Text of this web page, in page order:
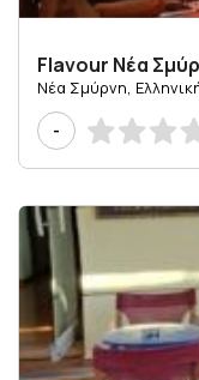
Flavour Νέα
-